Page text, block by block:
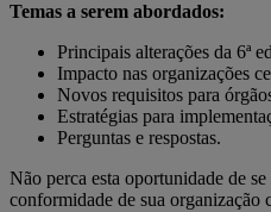
Temas a serem abordados:
Principais alterações da 6ª
Impacto nas organizações
Novos requisitos para
Estratégias para
Perguntas e respostas.
Não perca esta oportunidade de
conformidade de sua